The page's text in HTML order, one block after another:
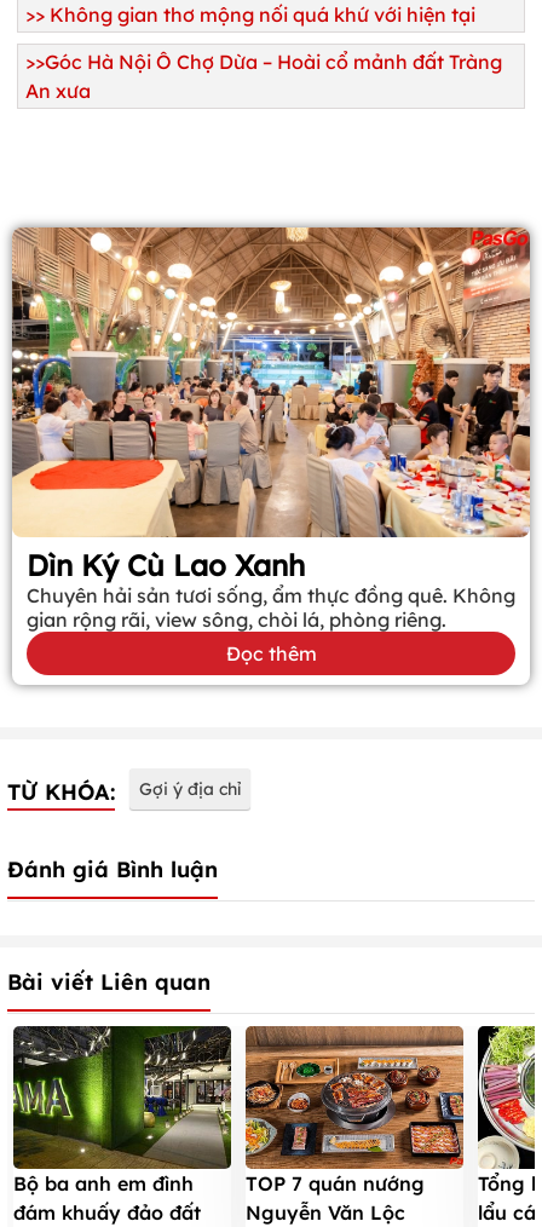
>> Không gian thơ mộng nối quá khứ với hiện tại
>>Góc Hà Nội Ô Chợ Dừa – Hoài cổ mảnh đất Tràng
An xưa
Dìn Ký Cù Lao Xanh
Chuyên hải sản tươi sống, ẩm thực đồng quê. Không
gian rộng rãi, view sông, chòi lá, phòng riêng.
Đọc thêm
TỪ KHÓA: Gợi ý địa chỉ
Đánh giá Bình luận
Bài viết Liên quan
Bộ ba anh em đình
đám khuấy đảo đất
TOP 7 quán nướng
Nguyễn Văn Lộc
Tổng
lẩu